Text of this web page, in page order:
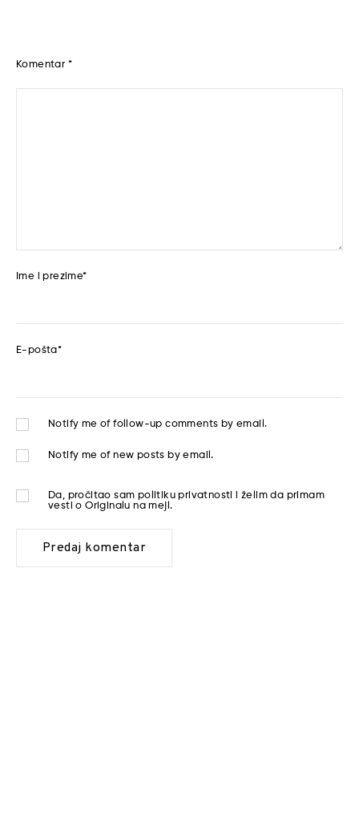
Komentar *
Ime i prezime*
E-pošta*
Notify me of follow-up comments by email.
Notify me of new posts by email.
Da, pročitao sam politiku privatnosti
i želim da primam
vesti o Originalu na mejl.